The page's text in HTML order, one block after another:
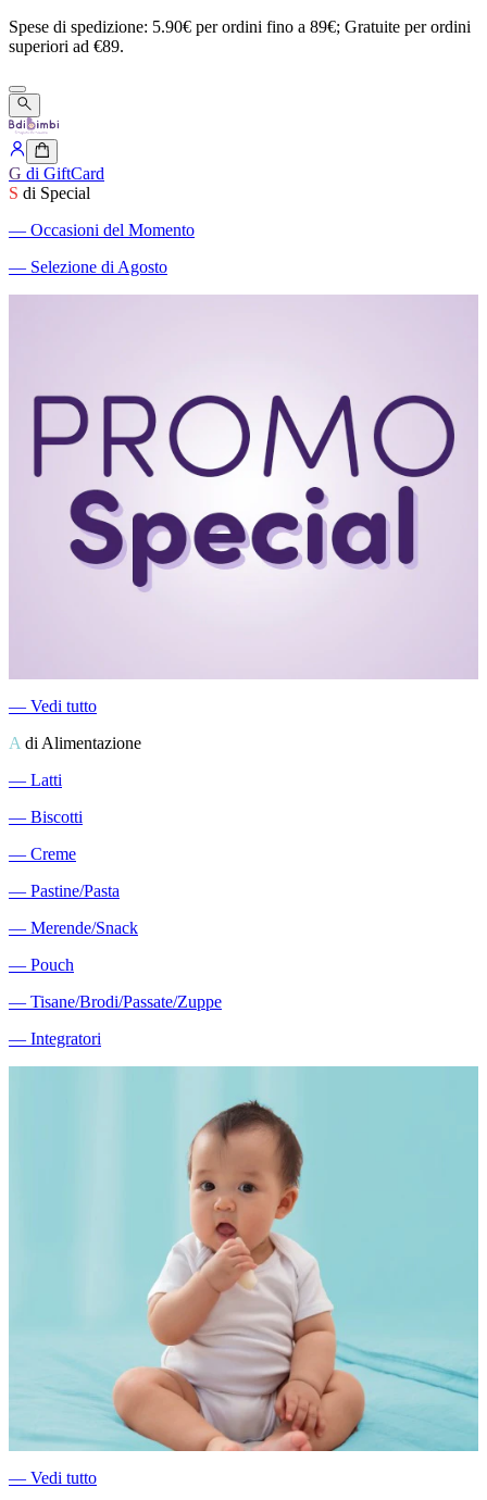
Spese di spedizione: 5.90€ perordini fino a 89€; Gratuite perordini
superiori ad €89.
G di GiftCard
S di Special
― Occasioni del Momento
― Selezione di Agosto
― Vedi tutto
A di Alimentazione
― Latti
― Biscotti
― Creme
― Pastine/Pasta
― Merende/Snack
― Pouch
― Tisane/Brodi/Passate/Zuppe
― Integratori
― Vedi tutto